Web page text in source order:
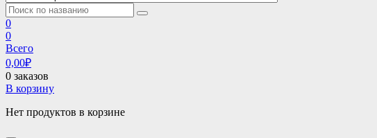
АРГО интернет магазин, доставка в Москве и по всей России
АРГО каталог каталог продукции, официальные цены
0
0
Всего
0,00₽
0 заказов
В корзину
Нет продуктов в корзине